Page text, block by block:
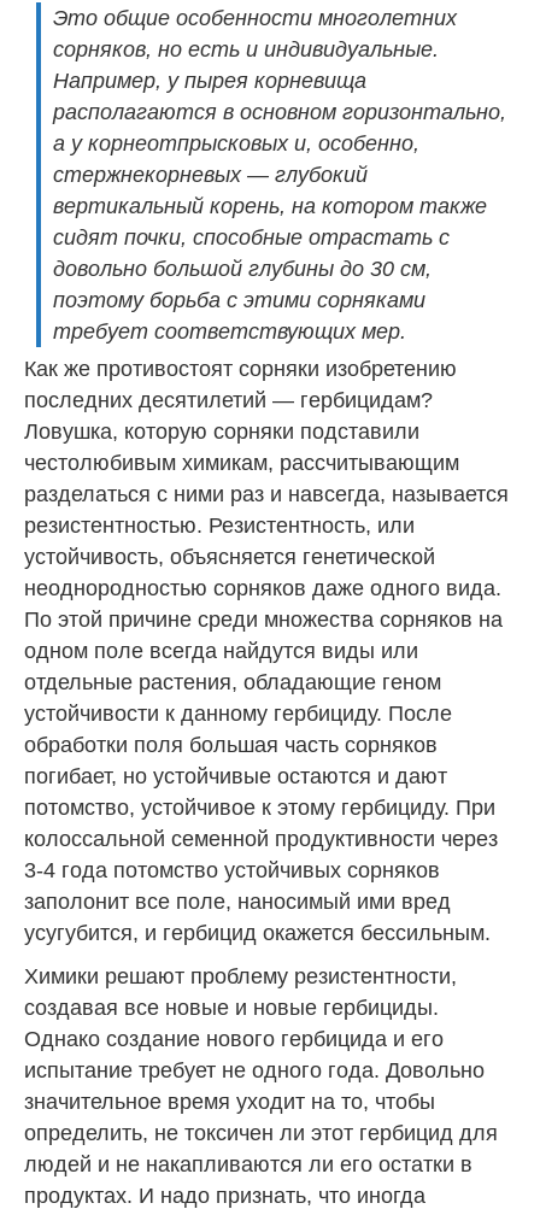
Это общие особенности многолетних
сорняков, но есть и индивидуальные.
Например, у пырея корневища
располагаются в основном горизонтально,
а у корнеотпрысковых и, особенно,
стержнекорневых — глубокий
вертикальный корень, на котором также
сидят почки, способные отрастать с
довольно большой глубины до 30 см,
поэтому борьба с этими сорняками
требует соответствующих мер.
Как же противостоят сорняки изобретению
последних десятилетий — гербицидам?
Ловушка, которую сорняки подставили
честолюбивым химикам, рассчитывающим
разделаться с ними раз и навсегда, называется
резистентностью. Резистентность, или
устойчивость, объясняется генетической
неоднородностью сорняков даже одного вида.
По этой причине среди множества сорняков на
одном поле всегда найдутся виды или
отдельные растения, обладающие геном
устойчивости к данному гербициду. После
обработки поля большая часть сорняков
погибает, но устойчивые остаются и дают
потомство, устойчивое к этому гербициду. При
колоссальной семенной продуктивности через
3-4 года потомство устойчивых сорняков
заполонит все поле, наносимый ими вред
усугубится, и гербицид окажется бессильным.
Химики решают проблему резистентности,
создавая все новые и новые гербициды.
Однако создание нового гербицида и его
испытание требует не одного года. Довольно
значительное время уходит на то, чтобы
определить, не токсичен ли этот гербицид для
людей и не накапливаются ли его остатки в
продуктах. И надо признать, что иногда